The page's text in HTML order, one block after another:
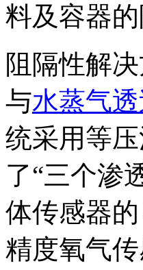
料及容器
阻隔性解
与水蒸气
统采用等
了“三个渗
体传感器
精度氧气